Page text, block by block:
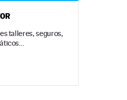
talleres, seguros,